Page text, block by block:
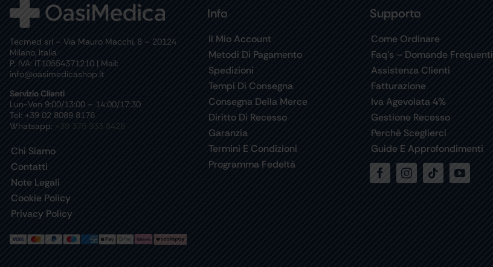
Tecmed srl – Via Mauro Macchi, 8 – 20124
Milano, Italia
P. IVA: IT10554371210 | Mail:
info@oasimedicashop.it
Servizio Clienti
Lun-Ven 9:00/13:00 – 14:00/17:30
Tel: +39 02 8089 8176
Whatsapp: +39 375 933 8426
Chi Siamo
Contatti
Note Legali
Cookie Policy
Privacy Policy
Info
Il Mio Account
Metodi Di Pagamento
Spedizioni
Tempi Di Consegna
Consegna Della Merce
Diritto Di Recesso
Garanzia
Termini E Condizioni
Programma Fedeltà
Supporto
Come Ordinare
Faq’s – Domande Frequenti
Assistenza Clienti
Fatturazione
Iva Agevolata 4%
Gestione Recesso
Perchè Sceglierci
Guide E Approfondimenti